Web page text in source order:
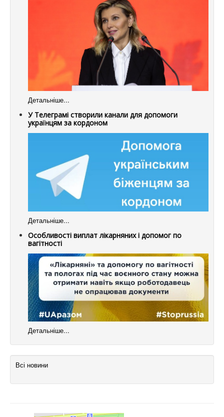
Детальніше...
У Телеграмі створили канали для допомоги
українцям за кордоном
Детальніше...
Особливості виплат лікарняних і допомог по
вагітності
Детальніше...
Всі новини